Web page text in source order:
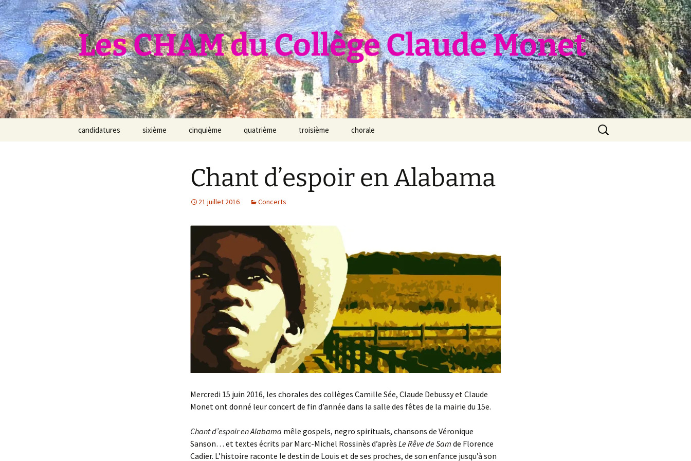
Aller
au
contenu
Les CHAM du Collège Claude Monet
candidatures sixième cinquième quatrième troisième chorale
Rechercher :
Chant d’espoir en Alabama
21 juillet 2016 Concerts
Mercredi 15 juin 2016, les chorales des collèges Camille Sée, Claude Debussy et Claude
Monet ont donné leur concert de fin d’année dans la salle des fêtes de la mairie du 15e.
Chant d’espoir en Alabama mêle gospels, negro spirituals, chansons de Véronique
Sanson… et textes écrits par Marc-Michel Rossinès d’après Le Rêve de Sam de Florence
Cadier. L’histoire raconte le destin de Louis et de ses proches, de son enfance jusqu’à son